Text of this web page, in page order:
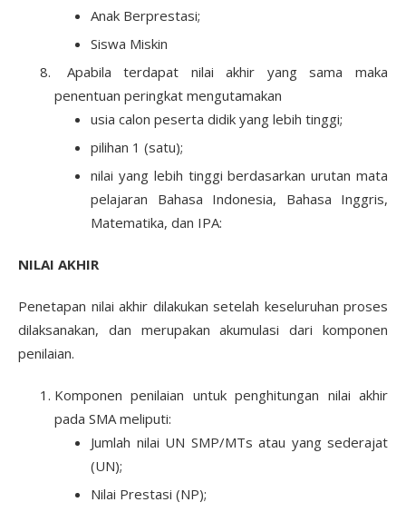
Anak Berprestasi;
Siswa Miskin
Apabila terdapat nilai akhir yang sama maka
penentuan peringkat mengutamakan
usia calon peserta didik yang lebih tinggi;
pilihan 1 (satu);
nilai yang lebih tinggi berdasarkan urutan mata
pelajaran Bahasa Indonesia, Bahasa Inggris,
Matematika, dan IPA:
NILAI AKHIR
Penetapan nilai akhir dilakukan setelah keseluruhan proses
dilaksanakan, dan merupakan akumulasi dari komponen
penilaian.
Komponen penilaian untuk penghitungan nilai akhir
pada SMA meliputi:
Jumlah nilai UN SMP/MTs atau yang sederajat
(UN);
Nilai Prestasi (NP);